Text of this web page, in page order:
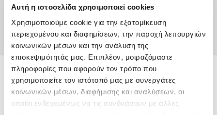
Αυτή η ιστοσελίδα χρησιμοποιεί cookies
Χρησιμοποιούμε cookie για την εξατομίκευση
περιεχομένου και διαφημίσεων, την παροχή λειτουργιών
κοινωνικών μέσων και την ανάλυση της
επισκεψιμότητάς μας. Επιπλέον, μοιραζόμαστε
πληροφορίες που αφορούν τον τρόπο που
χρησιμοποιείτε τον ιστότοπό μας με συνεργάτες
κοινωνικών μέσων, διαφήμισης και αναλύσεων, οι
οποίοι ενδεχομένως να τις συνδυάσουν με άλλες
Τζένη Κουτσοδημητροπούλου
Emily Henry
Ali Hazelwood
Cori Doerrfeld
Pierdomenico Baccalario
Δανάη Ιμπραχήμ
Συνδέσου
Δημιουργία Λογαριασμού
Peter H. Reynolds